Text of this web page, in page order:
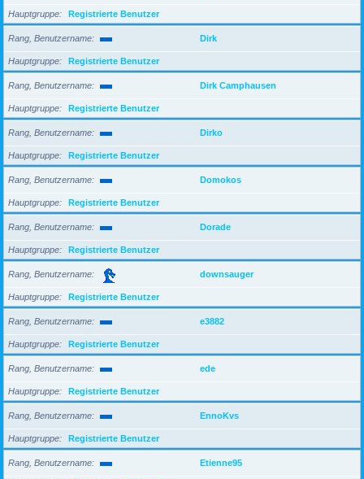
Hauptgruppe Registrierte Benutzer
Rang, Benutzername Dirk
Hauptgruppe Registrierte Benutzer
Rang, Benutzername Dirk Camphausen
Hauptgruppe Registrierte Benutzer
Rang, Benutzername Dirko
Hauptgruppe Registrierte Benutzer
Rang, Benutzername Domokos
Hauptgruppe Registrierte Benutzer
Rang, Benutzername Dorade
Hauptgruppe Registrierte Benutzer
Rang, Benutzername downsauger
Hauptgruppe Registrierte Benutzer
Rang, Benutzername e3882
Hauptgruppe Registrierte Benutzer
Rang, Benutzername ede
Hauptgruppe Registrierte Benutzer
Rang, Benutzername EnnoKvs
Hauptgruppe Registrierte Benutzer
Rang, Benutzername Etienne95